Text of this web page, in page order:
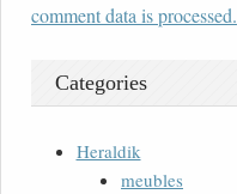
comment data is processed.
Categories
Heraldik
meubles